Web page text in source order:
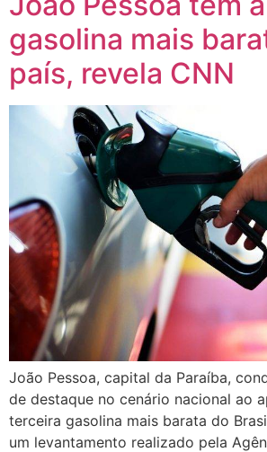
gasolina mais
país, revela CNN
João Pessoa, capital da Paraíba,
de destaque no cenário nacional ao
terceira gasolina mais barata do
um levantamento realizado pela